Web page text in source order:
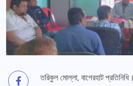
তরিকুল মোল্লা, বাগেরহাট প্রতিনিধি।